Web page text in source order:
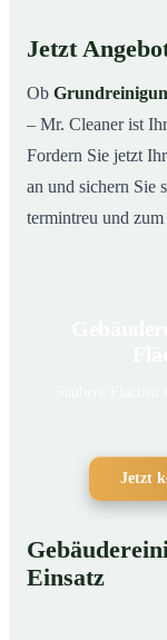
Jetzt
Ob
– Mr. Cleaner ist
Fordern Sie jetzt Ihr
an und sichern Sie
termintreu und zum
Jetzt
Einsatz